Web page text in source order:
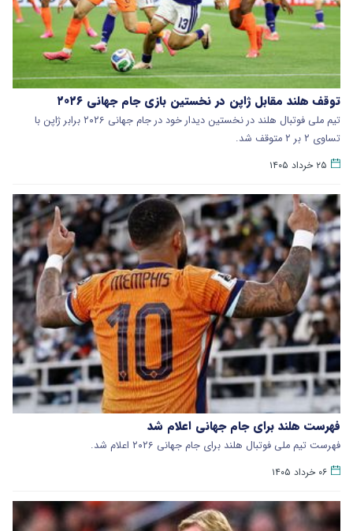
توقف هلند مقابل ژاپن در نخستین بازی جام جهانی ۲۰۲۶
تیم ملی فوتبال هلند در نخستین دیدار خود در جام جهانی ۲۰۲۶ برابر ژاپن با
تساوی ۲ بر ۲ متوقف شد.
۲۵ خرداد ۱۴۰۵
فهرست هلند برای جام جهانی اعلام شد
فهرست تیم ملی فوتبال هلند برای جام جهانی ۲۰۲۶ اعلام شد.
۰۶ خرداد ۱۴۰۵